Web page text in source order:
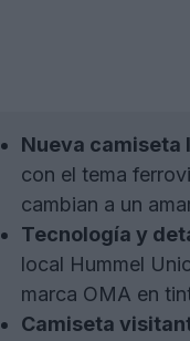
Nueva camiseta
con el tema
cambian a un
Tecnología y
local Hummel
marca OMA en
Camiseta